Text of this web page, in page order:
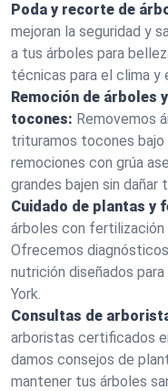
Poda y recorte de
mejoran la seguridad y
a tus árboles para
técnicas para el clima y
Remoción de árboles
tocones: Removemos
trituramos tocones bajo
remociones con grúa
grandes bajen sin dañar
Cuidado de plantas y
árboles con fertilización
Ofrecemos
nutrición diseñados
York.
Consultas de
arboristas certificados
damos consejos de
mantener tus árboles